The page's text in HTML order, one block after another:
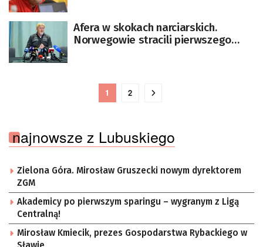
Afera w skokach narciarskich.
Norwegowie stracili pierwszego
1 2
najnowsze z Lubuskiego
Zielona Góra. Mirosław Gruszecki nowym dyrektorem
ZGM
Akademicy po pierwszym sparingu – wygranym z Ligą
Centralną!
Mirosław Kmiecik, prezes Gospodarstwa Rybackiego w